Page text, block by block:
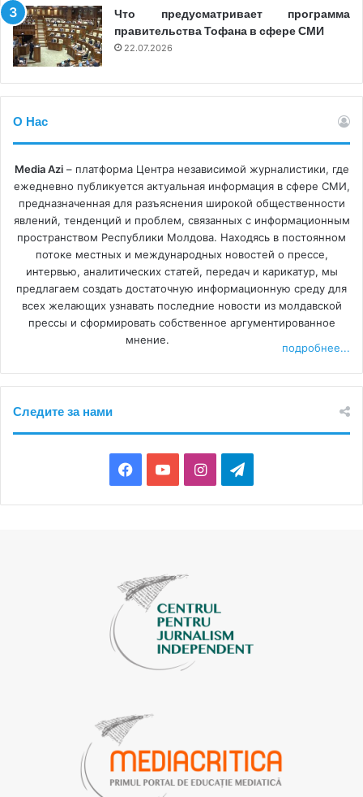
Что предусматривает программа
правительства Тофана в сфере СМИ
22.07.2026
О Нас
Media Azi– платформа Центра независимой журналистики, где
ежедневно публикуется актуальная информация в сфере СМИ,
предназначенная для разъяснения широкой общественности
явлений, тенденций и проблем, связанных с информационным
пространством Республики Молдова. Находясь в постоянном
потоке местных и международных новостей о прессе,
интервью, аналитических статей, передач и карикатур, мы
предлагаем создать достаточную информационную среду для
всех желающих узнавать последние новости из молдавской
прессы и сформировать собственное аргументированное
мнение.
подробнее...
Следите за нами
Facebook
YouTubeInstagramTelegram